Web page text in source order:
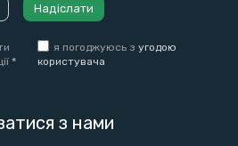
Надіслати
*
я погоджуюсь з угодою
користувача
з нами